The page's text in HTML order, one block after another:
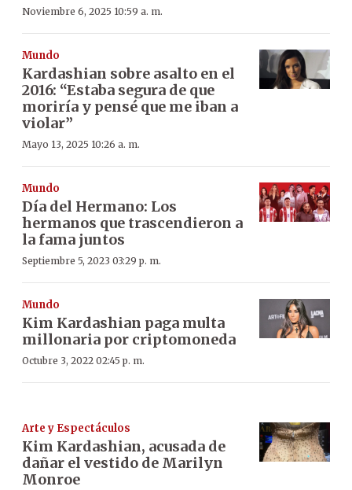
Noviembre 6, 2025 10:59 a. m.
Mundo
Kardashian sobre asalto en el
2016: “Estaba segura de que
moriría y pensé que me iban a
violar”
Mayo 13, 2025 10:26 a. m.
Mundo
Día del Hermano: Los
hermanos que trascendieron a
la fama juntos
Septiembre 5, 2023 03:29 p. m.
Mundo
Kim Kardashian paga multa
millonaria por criptomoneda
Octubre 3, 2022 02:45 p. m.
Arte y Espectáculos
Kim Kardashian, acusada de
dañar el vestido de Marilyn
Monroe